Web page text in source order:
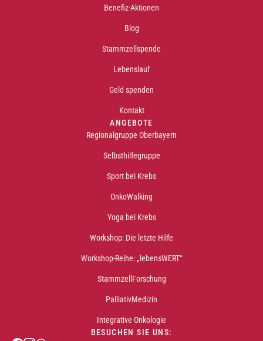
Benefiz-Aktionen
Blog
Stammzellspende
Lebenslauf
Geld spenden
Kontakt
ANGEBOTE
Regionalgruppe Oberbayern
Selbsthilfegruppe
Sport bei Krebs
OnkoWalking
Yoga bei Krebs
Workshop: Die letzte Hilfe
Workshop-Reihe: „lebensWERT“
StammzellForschung
PalliativMedizin
Integrative Onkologie
BESUCHEN SIE UNS: